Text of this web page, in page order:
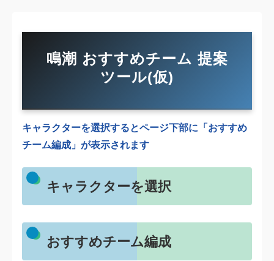
鳴潮 おすすめチーム 提案
ツール(仮)
キャラクターを選択するとページ下部に「おすすめ
チーム編成」が表示されます
キャラクターを選択
おすすめチーム編成